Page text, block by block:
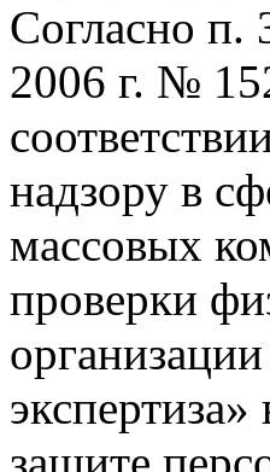
Согласно п.
2006 г. №
надзору в
массовых
проверки